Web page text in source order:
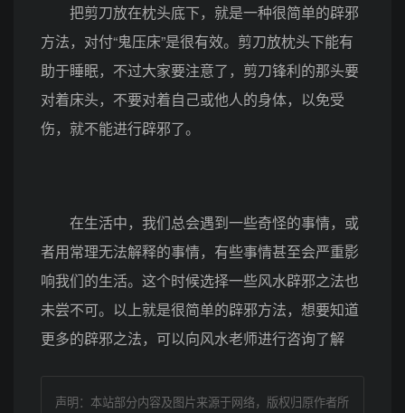
把剪刀放在枕头底下，就是一种很简单的辟邪
方法，对付“鬼压床”是很有效。剪刀放枕头下能有
助于睡眠，不过大家要注意了，剪刀锋利的那头要
对着床头，不要对着自己或他人的身体，以免受
伤，就不能进行辟邪了。
在生活中，我们总会遇到一些奇怪的事情，或
者用常理无法解释的事情，有些事情甚至会严重影
响我们的生活。这个时候选择一些风水辟邪之法也
未尝不可。以上就是很简单的辟邪方法，想要知道
更多的辟邪之法，可以向风水老师进行咨询了解
声明：本站部分内容及图片来源于网络，版权归原作者所